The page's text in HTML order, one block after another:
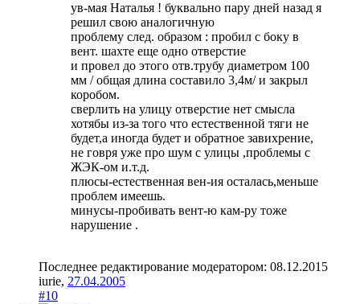
ув-мая Наталья ! буквально пару дней назад я
решил свою аналогичную
проблему след. образом : пробил с боку в
вент. шахте еще одно отверстие
и провел до этого отв.трубу диаметром 100
мм / общая длина составило 3,4м/ и закрыл
коробом.
сверлить на улицу отверстие нет смысла
хотябы из-за того что естественной тяги не
будет,а иногда будет и обратное завихрение,
не говря уже про шум с улицы ,проблемы с
ЖЭК-ом и.т.д.
плюсы-естественная вен-ия осталась,меньше
проблем имеешь.
минусы-пробивать вент-ю кам-ру тоже
нарушение .
Последнее редактирование модератором: 08.12.2015
iurie, 27.04.2005
#10